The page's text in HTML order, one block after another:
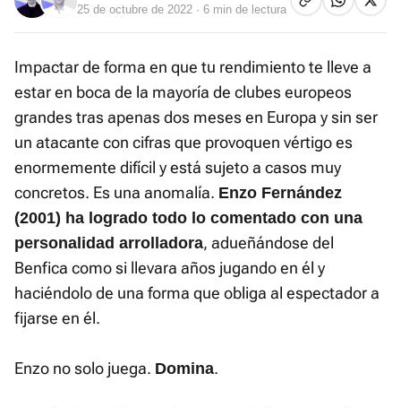
25 de octubre de 2022 · 6 min de lectura
Impactar de forma en que tu rendimiento te lleve a
estar en boca de la mayoría de clubes europeos
grandes tras apenas dos meses en Europa y sin ser
un atacante con cifras que provoquen vértigo es
enormemente difícil y está sujeto a casos muy
concretos. Es una anomalía. Enzo Fernández
(2001) ha logrado todo lo comentado con una
personalidad arrolladora, adueñándose del
Benfica como si llevara años jugando en él y
haciéndolo de una forma que obliga al espectador a
fijarse en él.
Enzo no solo juega. Domina.